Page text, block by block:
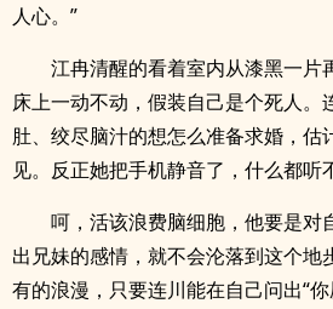
人心。”
江冉清醒的看着室内从漆黑一片
床上一动不动，假装自己是个死人。
肚、绞尽脑汁的想怎么准备求婚，估
见。反正她把手机静音了，什么都听
呵，活该浪费脑细胞，他要是对
出兄妹的感情，就不会沦落到这个地
有的浪漫，只要连川能在自己问出“